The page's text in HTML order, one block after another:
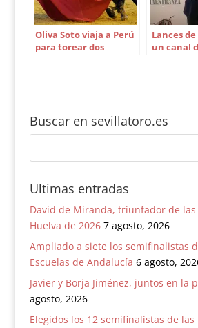
Oliva Soto viaja a Perú
para torear dos
Lances
un canal
Buscar en sevillatoro.es
Ultimas entradas
David de Miranda, triunfador de las
Huelva de 2026 7 agosto, 2026
Ampliado a siete los semifinalistas
Escuelas de Andalucía 6 agosto,
Javier y Borja Jiménez, juntos en la
agosto, 2026
Elegidos los 12 semifinalistas de